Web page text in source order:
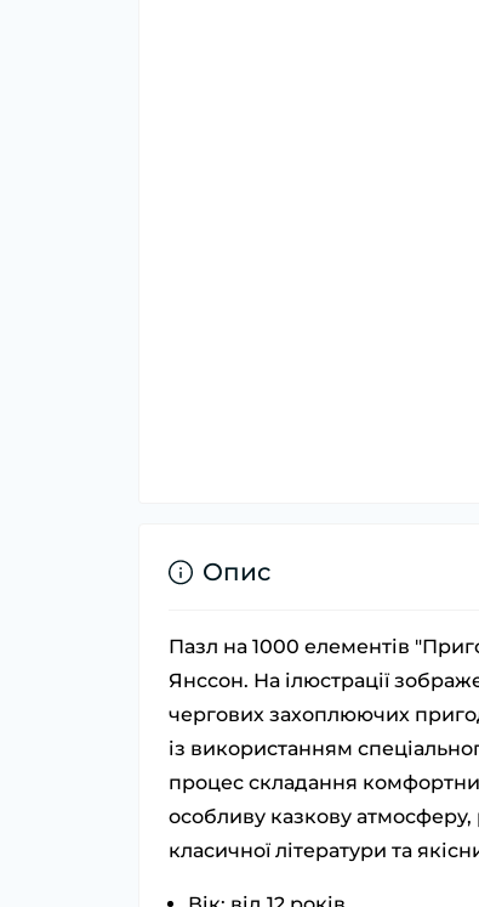
Опис
Пазл на 1000 елементів
Янссон. На ілюстрації
чергових захоплюючих
із використанням
процес складання
особливу казкову
класичної літератури та